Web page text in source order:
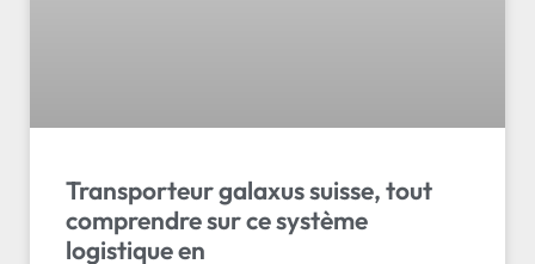
Transporteur galaxus suisse, tout
comprendre sur ce système
logistique en